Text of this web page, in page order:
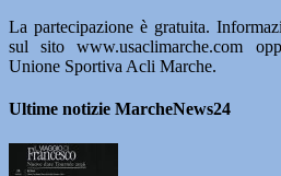
La partecipazione è gratuita.
sul sito www.usaclimarche.com
Unione Sportiva Acli Marche.
Ultime notizie MarcheNews24